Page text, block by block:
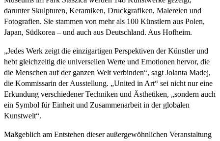
darunter Skulpturen, Keramiken, Druckgrafiken, Malereien und
Fotografien. Sie stammen von mehr als 100 Künstlern aus Polen,
Japan, Südkorea – und auch aus Deutschland. Aus Hofheim.
„Jedes Werk zeigt die einzigartigen Perspektiven der Künstler und
hebt gleichzeitig die universellen Werte und Emotionen hervor, die
die Menschen auf der ganzen Welt verbinden“, sagt Jolanta Madej,
die Kommissarin der Ausstellung. „United in Art“ sei nicht nur eine
Erkundung verschiedener Techniken und Ästhetiken, „sondern auch
ein Symbol für Einheit und Zusammenarbeit in der globalen
Kunstwelt“.
Maßgeblich am Entstehen dieser außergewöhnlichen Veranstaltung